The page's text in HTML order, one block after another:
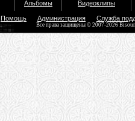
Альбомы Видеоклипы
Помощь Администрация Служба
Все права защищены © 2007-2026